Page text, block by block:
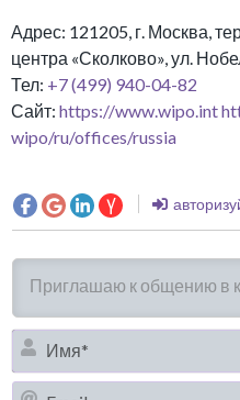
Адрес: 121205, г. Москва,
центра «Сколково», ул.
Тел: +7 (499) 940-04-82
Сайт: https://www.wipo.int
wipo/ru/offices/russia